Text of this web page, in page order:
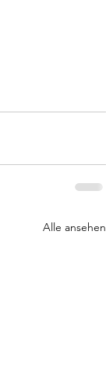
Alle ansehen